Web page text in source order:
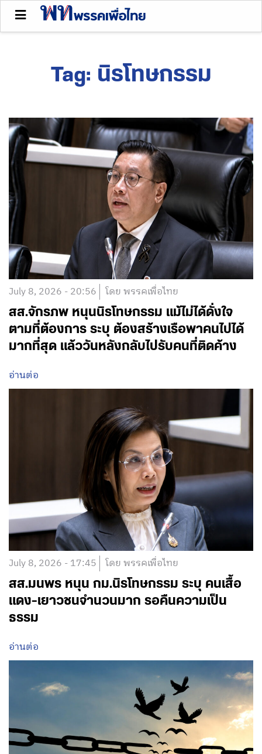
Tag: นิรโทษกรรม
July 8, 2026 - 20:56 โดย พรรคเพื่อไทย
สส.จักรภพ หนุนนิรโทษกรรม แม้ไม่ได้ดั่งใจ
ตามที่ต้องการ ระบุ ต้องสร้างเรือพาคนไปได้
มากที่สุด แล้ววันหลังกลับไปรับคนที่ติดค้าง
อ่านต่อ
July 8, 2026 - 17:45 โดย พรรคเพื่อไทย
สส.มนพร หนุน กม.นิรโทษกรรม ระบุ คนเสื้อ
แดง-เยาวชนจำนวนมาก รอคืนความเป็น
ธรรม
อ่านต่อ